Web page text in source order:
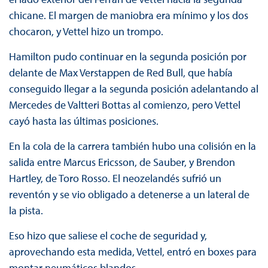
chicane. El margen de maniobra era mínimo y los dos
chocaron, y Vettel hizo un trompo.
Hamilton pudo continuar en la segunda posición por
delante de Max Verstappen de Red Bull, que había
conseguido llegar a la segunda posición adelantando al
Mercedes de Valtteri Bottas al comienzo, pero Vettel
cayó hasta las últimas posiciones.
En la cola de la carrera también hubo una colisión en la
salida entre Marcus Ericsson, de Sauber, y Brendon
Hartley, de Toro Rosso. El neozelandés sufrió un
reventón y se vio obligado a detenerse a un lateral de
la pista.
Eso hizo que saliese el coche de seguridad y,
aprovechando esta medida, Vettel, entró en boxes para